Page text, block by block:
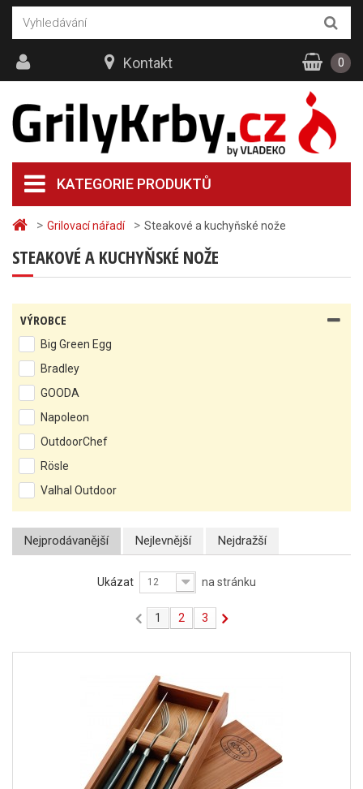
> Grilovací nářadí > Steakové a kuchyňské nože
STEAKOVÉ A KUCHYŇSKÉ NOŽE
VÝROBCE
Big Green Egg
Bradley
GOODA
Napoleon
OutdoorChef
Rösle
Valhal Outdoor
Nejprodávanější Nejlevnější Nejdražší
Ukázat 12 na stránku
1 2 3
KATEGORIE PRODUKTŮ
Kontakt 0